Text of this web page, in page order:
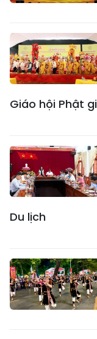
Giáo hội Phật
Du lịch